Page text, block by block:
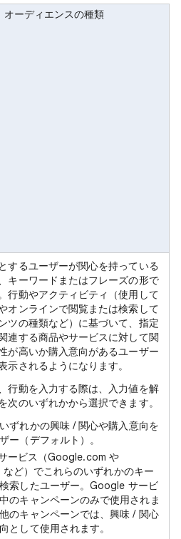
オーディエンスの種類
するユーザーが関心を持っている
キーワードまたはフレーズの形で
行動やアクティビティ（使用して
オンラインで閲覧または検索して
ツの種類など）に基づいて、指定
連する商品やサービスに対して関
が高いか購入意向があるユーザー
示されるようになります。
行動を入力する際は、入力値を解
次のいずれかから選択できます。
ずれかの興味 / 関心や購入意向を
ー（デフォルト）。
ービス（Google.com や
ど）でこれらのいずれかのキー
索したユーザー。Google サービ
のキャンペーンのみで使用されま
のキャンペーンでは、興味 / 関心
として使用されます。